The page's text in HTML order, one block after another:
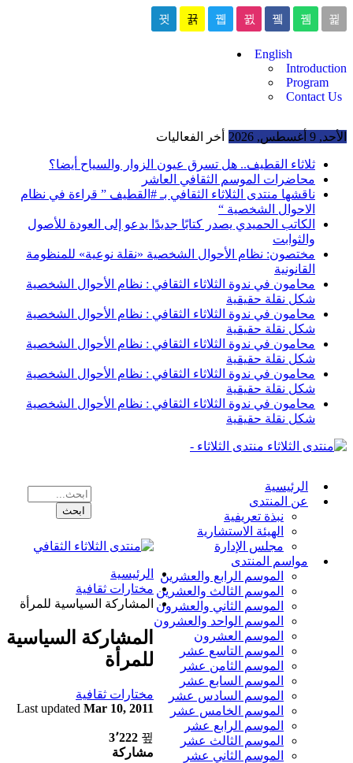
English
Introduction
Program
Contact Us
الأحد, 9 أغسطس, 2026 أخر الفعاليات
ثلاثاء القطيف.. هل تسرق عيون الزوار والسياح أيضا؟
محاضرات الموسم الثقافي العاشر
ناقشها منتدى الثلاثاء الثقافي بـ #القطيف ” قراءة في نظام
الاحوال الشخصية “
الكاتب الحميدي يصدر كتابًا جديدًا يدعو إلى العودة للأصول
والثوابت
مختصون: نظام الأحوال الشخصية «نقلة نوعية» للمنظومة
القانونية
محامون في ندوة الثلاثاء الثقافي : نظام الأحوال الشخصية
شكل نقلة حقيقية
محامون في ندوة الثلاثاء الثقافي : نظام الأحوال الشخصية
شكل نقلة حقيقية
محامون في ندوة الثلاثاء الثقافي : نظام الأحوال الشخصية
شكل نقلة حقيقية
محامون في ندوة الثلاثاء الثقافي : نظام الأحوال الشخصية
شكل نقلة حقيقية
محامون في ندوة الثلاثاء الثقافي : نظام الأحوال الشخصية
شكل نقلة حقيقية
منتدى الثلاثاء -
الرئيسية
عن المنتدى
نبذة تعريفية
الهيئة الاستشارية
مجلس الإدارة
مواسم المنتدى
الموسم الرابع والعشرين
الموسم الثالث والعشرين
الموسم الثاني والعشرون
الموسم الواحد والعشرون
الموسم العشرون
الموسم التاسع عشر
الموسم الثامن عشر
الموسم السابع عشر
الموسم السادس عشر
الموسم الخامس عشر
الموسم الرابع عشر
الموسم الثالث عشر
الموسم الثاني عشر
الرئيسية
مختارات ثقافية
المشاركة السياسية للمرأة
المشاركة السياسية
للمرأة
مختارات ثقافية
Last updated Mar 10, 2011
3٬222
مشاركة